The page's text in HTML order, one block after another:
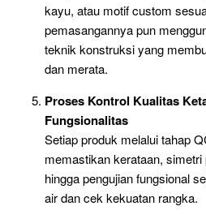
kayu, atau motif custom
pemasangannya pun
teknik konstruksi yang
dan merata.
Proses Kontrol Kualitas
Fungsionalitas
Setiap produk melalui tahap
memastikan kerataan, simetri
hingga pengujian fungsional
air dan cek kekuatan rangka.